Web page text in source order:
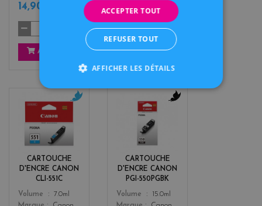
14,90 €
AJOUTER
14,90 €TTC
AJOUTER
CARTOUCHE
D'ENCRE CANON
CLI-551C
Color
y
Volume
7.0ml
CARTOUCHE
D'ENCRE CANON
PGI-550PGBK
Color
k
Volume
15.0ml
ACCEPTER TOUT
REFUSER TOUT
AFFICHER LES DÉTAILS